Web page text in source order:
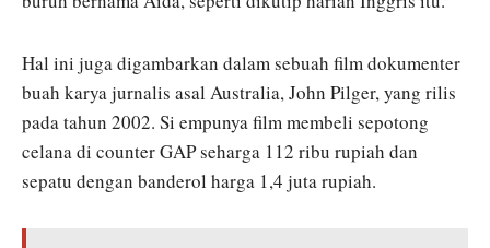
Hal ini juga digambarkan dalam sebuah film dokumenter
buah karya jurnalis asal Australia, John Pilger, yang rilis
pada tahun 2002. Si empunya film membeli sepotong
celana di counter GAP seharga 112 ribu rupiah dan
sepatu dengan banderol harga 1,4 juta rupiah.